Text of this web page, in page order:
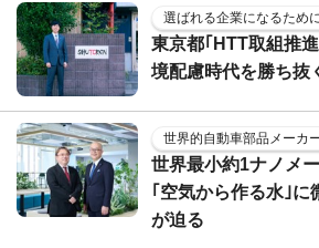
選ばれる企業になるため
東京都｢HTT取組推
境配慮時代を勝ち抜
世界的自動車部品メーカ
世界最小約1ナノメ
｢空気から作る水｣に
が迫る